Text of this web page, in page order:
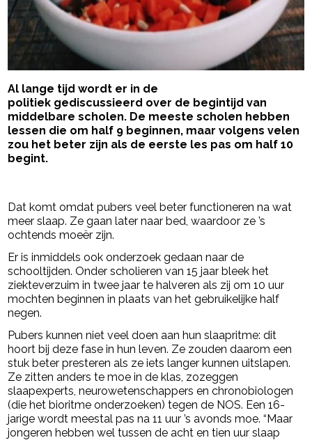
Al lange tijd wordt er in de
politiek gediscussieerd over de begintijd van
middelbare scholen. De meeste scholen hebben
lessen die om half 9 beginnen, maar volgens velen
zou het beter zijn als de eerste les pas om half 10
begint.
Dat komt omdat pubers veel beter functioneren na wat
meer slaap. Ze gaan later naar bed, waardoor ze ’s
ochtends moeër zijn.
Er is inmiddels ook onderzoek gedaan naar de
schooltijden. Onder scholieren van 15 jaar bleek het
ziekteverzuim in twee jaar te halveren als zij om 10 uur
mochten beginnen in plaats van het gebruikelijke half
negen.
Pubers kunnen niet veel doen aan hun slaapritme: dit
hoort bij deze fase in hun leven. Ze zouden daarom een
stuk beter presteren als ze iets langer kunnen uitslapen.
Ze zitten anders te moe in de klas, zozeggen
slaapexperts, neurowetenschappers en chronobiologen
(die het bioritme onderzoeken) tegen de NOS. Een 16-
jarige wordt meestal pas na 11 uur ’s avonds moe. “Maar
jongeren hebben wel tussen de acht en tien uur slaap